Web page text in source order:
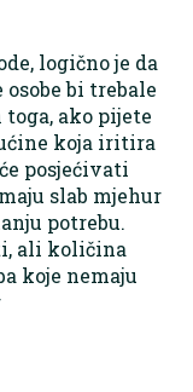
logično je da
bi trebale
ako pijete
koja iritira
posjećivati
slab mjehur
potrebu.
ali količina
koje nemaju